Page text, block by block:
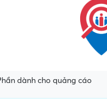
dành cho quảng cáo